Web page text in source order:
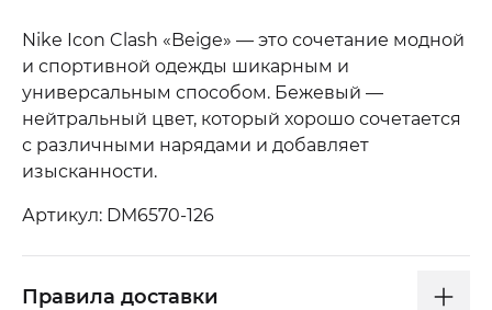
Nike Icon Clash «Beige» — это сочетание модной
и спортивной одежды шикарным и
универсальным способом. Бежевый —
нейтральный цвет, который хорошо сочетается
с различными нарядами и добавляет
изысканности.
Артикул: DM6570-126
Правила доставки